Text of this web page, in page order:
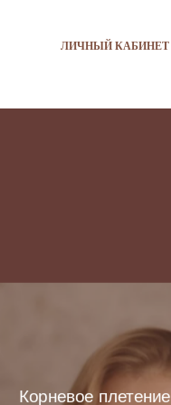
ЛИЧНЫЙ КАБИНЕТ
Корневое плетение